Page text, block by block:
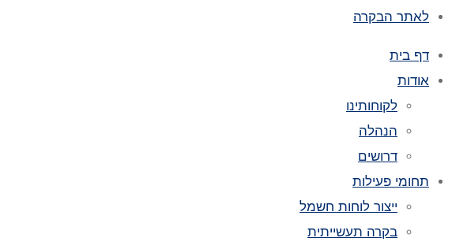
לאתר הבקרה
דף בית
אודות
לקוחותינו
הנהלה
דרושים
תחומי פעילות
ייצור לוחות חשמל
בקרה תעשייתית